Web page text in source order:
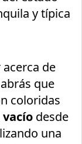
y típica
de
que
coloridas
desde
una